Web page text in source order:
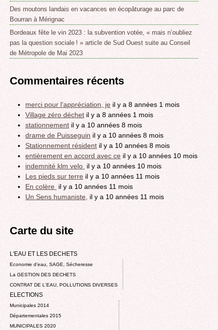
Des moutons landais en vacances en écopâturage au parc de
Bourran à Mérignac
Bordeaux fête le vin 2023 : la subvention votée, « mais n’oubliez
pas la question sociale ! » article de Sud Ouest suite au Conseil
de Métropole de Mai 2023
Commentaires récents
merci pour l'appréciation, je il y a 8 années 1 mois
Village zéro déchet il y a 8 années 1 mois
stationnement il y a 10 années 8 mois
drame de Puisseguin il y a 10 années 8 mois
Stationnement résident il y a 10 années 8 mois
entièrement en accord avec ce il y a 10 années 10 mois
indemnité klm velo il y a 10 années 10 mois
Les pieds sur terre il y a 10 années 11 mois
En colère il y a 10 années 11 mois
Un Sens humaniste, il y a 10 années 11 mois
Carte du site
L'EAU ET LES DECHETS
Economie d’eau, SAGE, Sécheresse
La GESTION DES DECHETS
CONTRAT DE L'EAU, POLLUTIONS DIVERSES
ELECTIONS
Municipales 2014
Départementales 2015
MUNICIPALES 2020